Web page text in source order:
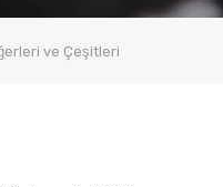
ve Çeşitleri